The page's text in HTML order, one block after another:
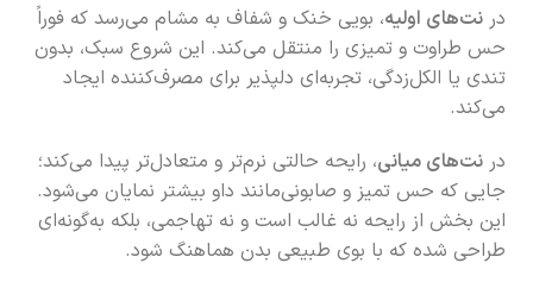
درنت‌های اولیه، بویی خنک و شفاف به مشام می‌رسد که فوراً
حس طراوت و تمیزی را منتقل می‌کند. این شروع سبک، بدون
تندی یا الکل‌زدگی، تجربه‌ای دلپذیر برای مصرف‌کننده ایجاد
می‌کند.
درنت‌های میانی، رایحه حالتی نرم‌تر و متعادل‌تر پیدا می‌کند؛
جایی که حس تمیز و صابونی‌مانند داو بیشتر نمایان می‌شود.
این بخش از رایحه نه غالب است و نه تهاجمی، بلکه به‌گونه‌ای
طراحی شده که با بوی طبیعی بدن هماهنگ شود.